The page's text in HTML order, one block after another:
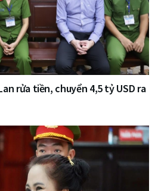
rửa tiền, chuyển 4,5 tỷ USD ra